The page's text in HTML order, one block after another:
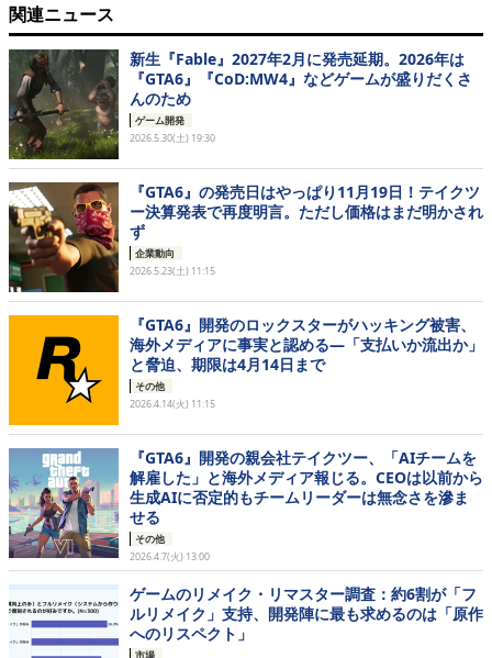
関連ニュース
新生『Fable』2027年2月に発売延期。2026年は
『GTA6』『CoD:MW4』などゲームが盛りだくさ
んのため
ゲーム開発
2026.5.30(土) 19:30
『GTA6』の発売日はやっぱり11月19日！テイクツ
ー決算発表で再度明言。ただし価格はまだ明かされ
ず
企業動向
2026.5.23(土) 11:15
『GTA6』開発のロックスターがハッキング被害、
海外メディアに事実と認める―「支払いか流出か」
と脅迫、期限は4月14日まで
その他
2026.4.14(火) 11:15
『GTA6』開発の親会社テイクツー、「AIチームを
解雇した」と海外メディア報じる。CEOは以前から
生成AIに否定的もチームリーダーは無念さを滲ま
せる
その他
2026.4.7(火) 13:00
ゲームのリメイク・リマスター調査：約6割が「フ
ルリメイク」支持、開発陣に最も求めるのは「原作
へのリスペクト」
市場